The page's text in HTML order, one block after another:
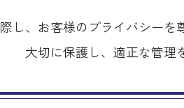
し、お客様のプライバシーを
大切に保護し、適正な管理